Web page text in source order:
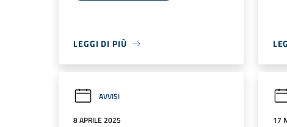
LEGGI DI PIÙ
AVVISI
8 APRILE 2025 17